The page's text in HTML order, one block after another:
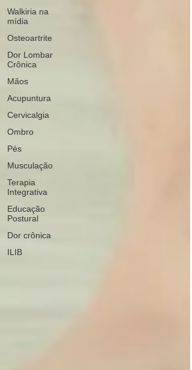
Walkiria na
mídia
Osteoartrite
Dor Lombar
Crônica
Mãos
Acupuntura
Cervicalgia
Ombro
Pés
Musculação
Terapia
Integrativa
Educação
Postural
Dor crônica
ILIB